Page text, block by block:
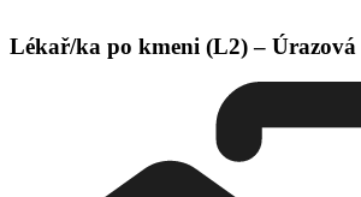
Lékař/ka po kmeni (L2) –